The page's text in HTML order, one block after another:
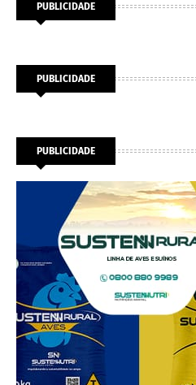
PUBLICIDADE
PUBLICIDADE
PUBLICIDADE